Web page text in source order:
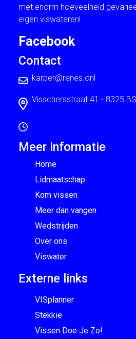
met enorm hoeveelheid
eigen viswateren!
Facebook
Contact
karper@renes.onl
Visschersstraat 41 - 8325 BS
Meer informatie
Home
Lidmaatschap
Kom vissen
Meer dan vangen
Wedstrijden
Over ons
Viswater
Externe links
VISplanner
Stekkie
Vissen Doe Je Zo!